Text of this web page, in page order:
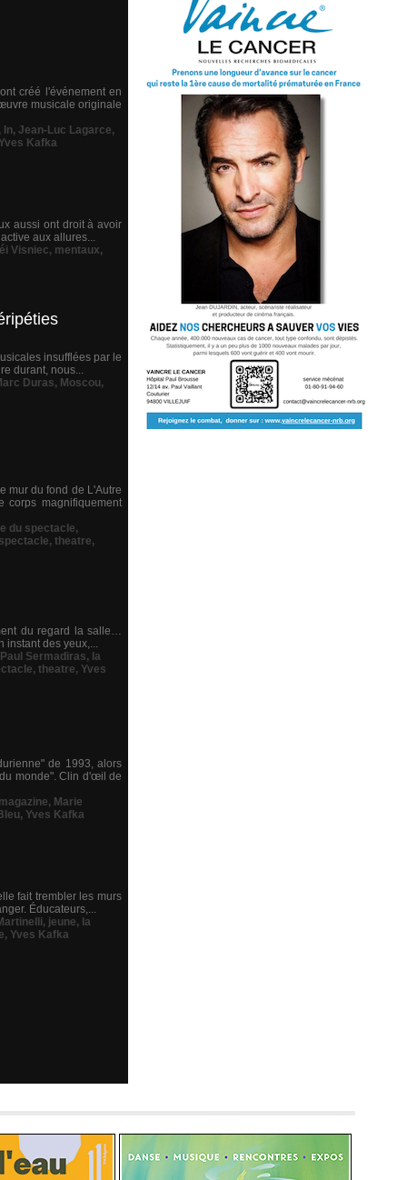
créé l'événement en
musicale originale
, In, Jean-Luc Lagarce,
Yves Kafka
aussi ont droit à avoir
aux allures...
Visniec, mentaux,
insufflées par le
durant, nous...
Duras, Moscou,
mur du fond de L'Autre
corps magnifiquement
du spectacle,
spectacle, theatre,
du regard la salle…
instant des yeux,...
Sermadiras, la
, theatre, Yves
de 1993, alors
monde". Clin d'œil de
magazine, Marie
, Yves Kafka
fait trembler les murs
Éducateurs,...
, jeune, la
, Yves Kafka